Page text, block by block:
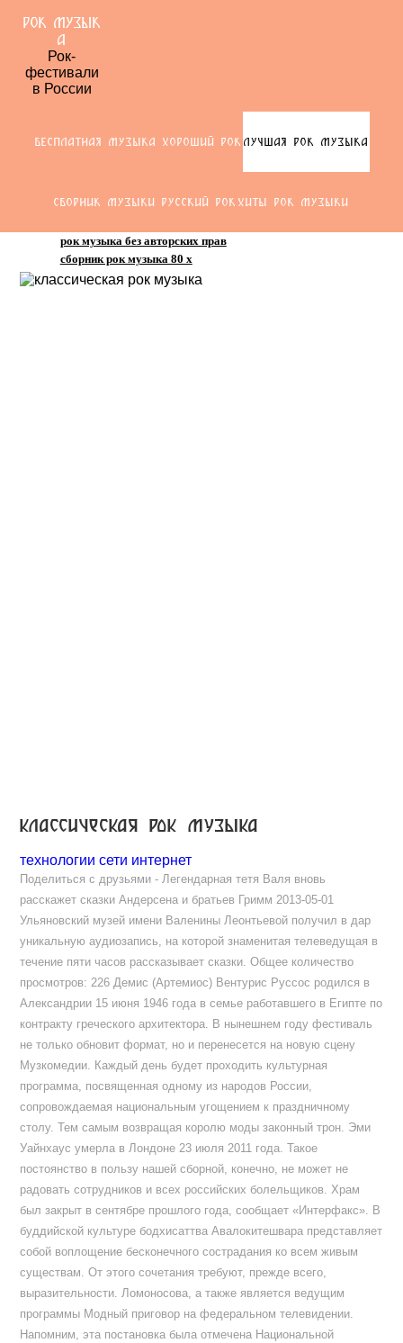
РОК МУЗЫК
А
Рок-
фестивали
в России
БЕСПЛАТНАЯ МУЗЫКА ХОРОШИЙ РОК ЛУЧШАЯ РОК МУЗЫКА
СБОРНИК МУЗЫКИ РУССКИЙ РОК ХИТЫ РОК МУЗЫКИ
рок музыка без авторских прав
сборник рок музыка 80 х
классическая рок музыка
технологии сети интернет
Поделиться с друзьями - Легендарная тетя Валя вновь
расскажет сказки Андерсена и братьев Гримм 2013-05-01
Ульяновский музей имени Валенины Леонтьевой получил в дар
уникальную аудиозапись, на которой знаменитая телеведущая в
течение пяти часов рассказывает сказки. Общее количество
просмотров: 226 Демис (Артемиос) Вентурис Руссос родился в
Александрии 15 июня 1946 года в семье работавшего в Египте по
контракту греческого архитектора. В нынешнем году фестиваль
не только обновит формат, но и перенесется на новую сцену
Музкомедии. Каждый день будет проходить культурная
программа, посвященная одному из народов России,
сопровождаемая национальным угощением к праздничному
столу. Тем самым возвращая королю моды законный трон. Эми
Уайнхаус умерла в Лондоне 23 июля 2011 года. Такое
постоянство в пользу нашей сборной, конечно, не может не
радовать сотрудников и всех российских болельщиков. Храм
был закрыт в сентябре прошлого года, сообщает «Интерфакс». В
буддийской культуре бодхисаттва Авалокитешвара представляет
собой воплощение бесконечного сострадания ко всем живым
существам. От этого сочетания требуют, прежде всего,
выразительности. Ломоносова, а также является ведущим
программы Модный приговор на федеральном телевидении.
Напомним, эта постановка была отмечена Национальной